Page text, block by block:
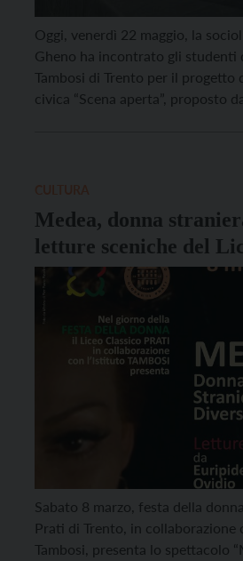
Oggi, venerdì 22 maggio, la
Gheno ha incontrato gli studenti
Tambosi di Trento per il progetto
civica “Scena aperta”, proposto
Medea, donna
letture sceniche del
marzo al Teatro
Sabato 8 marzo, festa della
Prati di Trento, in collaborazione
Tambosi, presenta lo spettacolo